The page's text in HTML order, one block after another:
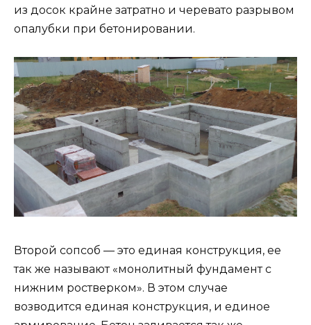
из досок крайне затратно и черевато разрывом
опалубки при бетонировании.
Второй сопсоб — это единая конструкция, ее
так же называют «монолитный фундамент с
нижним ростверком». В этом случае
возводится единая конструкция, и единое